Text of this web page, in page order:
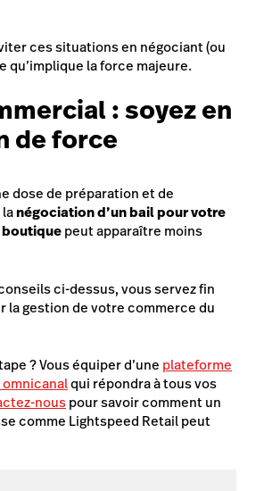
ces situations en négociant (ou
qu’implique la force majeure.
: soyez en
de force
dose de préparation et de
négociation d’un bail pour votre
peut apparaître moins
ci-dessus, vous servez fin
la gestion de votre commerce du
? Vous équiper d’une plateforme
qui répondra à tous vos
nouspour savoir comment un
comme Lightspeed Retail peut